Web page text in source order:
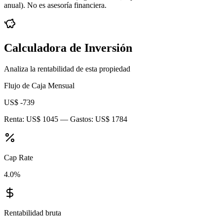
anual). No es asesoría financiera.
Calculadora de Inversión
Analiza la rentabilidad de esta propiedad
Flujo de Caja Mensual
US$ -739
Renta: US$ 1045 — Gastos: US$ 1784
Cap Rate
4.0%
Rentabilidad bruta